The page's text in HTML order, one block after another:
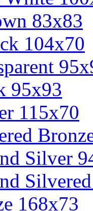
83x83
104x70
95x93
115x70
Silver
168x73